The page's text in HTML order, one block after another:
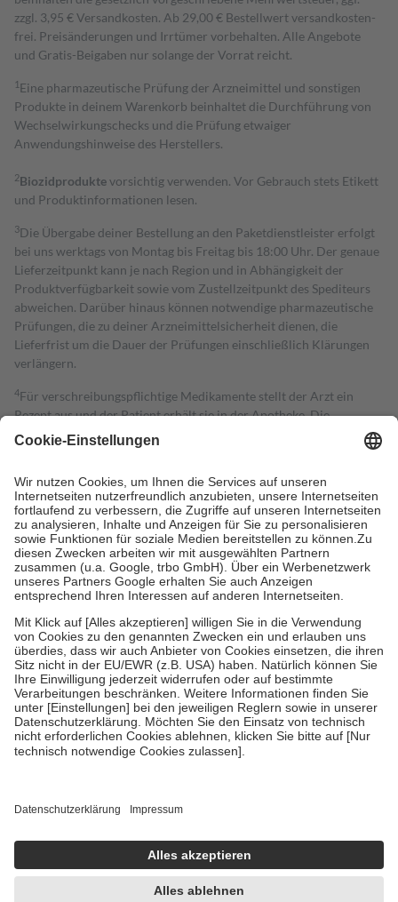
zzgl. 3,95 € Versandkosten. Ab 29,00 € Bestell­wert versand­kosten­
frei. Preisänderungen und Irrtümer vorbehalten. Alle Angebote
und Gratis-Beigaben nur solange der Vorrat reicht.
1 Eine pharmazeutische Prüfung der Arzneimittel und sonstigen
Produkte in deinem Warenkorb beinhaltet die Durchführung von
Wechselwirkungschecks und die Prüfung etwaiger
Anwendungshinweise des Herstellers.
2Biozidproduktevorsichtig verwenden. Vor Gebrauch stets Etikett
und Produktinformationen lesen.
3Die Übergabe deiner Bestellung an den Paketdienstleister erfolgt
bei uns werktags von Montag bis Freitag bis 18:00 Uhr. Der genaue
Lieferzeitpunkt kann je nach Region und in Abhängigkeit der
Produktverfügbarkeit sowie vom Zustellzeitpunkt des Spediteurs
abweichen. Darüber hinaus können notwendige pharmazeutische
Prüfungen, die zu deiner Arzneimittelsicherheit dienen, die
Lieferfrist um die Dauer der Prüfungen einschließlich Klärungen
verlängern.
4Für verschreibungspflichtige Medikamente stellt der Arzt ein
Rezept aus und der Patient erhält sie in der Apotheke. Die
gesetzliche Krankenversicherung übernimmt in der Regel die
Kosten dafür, der Versicherte trägt einen Teil davon als Zuzahlung
Grundsätzlich leisten Mitglieder Zuzahlungen in Höhe von zehn
Prozent des Abgabepreises,mindestens jedochfünf Euround
höchstens zehn Euro.Es sind jedoch nie mehr als die tatsächlichen
Kosten der Leistung zu entrichten.
Diese Regeln gelten grundsätzlich auch für Online-Apotheken.
Bei Heilmitteln und häuslicher Krankenpflege beträgt die
Zuzahlung zehn Prozent der Kosten sowie zehn Euro je
Verordnung.
Um das Engagement der Versicherten für ihre eigene Gesundheit zu
stärken und die besondere Stellung der Familie zu unterstützen,
fallenkeine Zuzahlungenan bei:
• Kindern und Jugendlichen bis zum vollendeten 18. Lebensjahr
mit Ausnahme der Fahrkosten
• Untersuchungen zur Vorsorge und Früherkennung, die von der
GKV getragen werden
Einholung von Bewertungen. Trusted Shops hat Maßnahmen
getroffen, um sicherzustellen, dass es sich um echte Bewertungen
handelt. Mehr Informationen findest du hier:
https://help.etrusted.com/hc/de/articles/4419944605341